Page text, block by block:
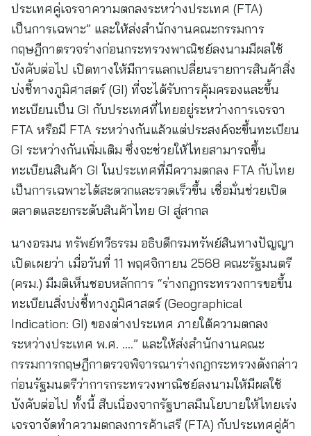
ประเทศคู่เจรจาความตกลงระหว่างประเทศ (FTA)
เป็นการเฉพาะ” และให้ส่งสำนักงานคณะกรรมการ
กฤษฎีกาตรวจร่างก่อนกระทรวงพาณิชย์ลงนามมีผลใช้
บังคับต่อไป เปิดทางให้มีการแลกเปลี่ยนรายการสินค้าสิ่ง
บ่งชี้ทางภูมิศาสตร์ (GI) ที่จะได้รับการคุ้มครองและขึ้น
ทะเบียนเป็น GI กับประเทศที่ไทยอยู่ระหว่างการเจรจา
FTA หรือมี FTA ระหว่างกันแล้วแต่ประสงค์จะขึ้นทะเบียน
GI ระหว่างกันเพิ่มเติม ซึ่งจะช่วยให้ไทยสามารถขึ้น
ทะเบียนสินค้า GI ในประเทศที่มีความตกลง FTA กับไทย
เป็นการเฉพาะได้สะดวกและรวดเร็วขึ้น เชื่อมั่นช่วยเปิด
ตลาดและยกระดับสินค้าไทย GI สู่สากล
นางอรมน ทรัพย์ทวีธรรม อธิบดีกรมทรัพย์สินทางปัญญา
เปิดเผยว่า เมื่อวันที่ 11 พฤศจิกายน 2568 คณะรัฐมนตรี
(ครม.) มีมติเห็นชอบหลักการ “ร่างกฎกระทรวงการขอขึ้น
ทะเบียนสิ่งบ่งชี้ทางภูมิศาสตร์ (Geographical
Indication: GI) ของต่างประเทศ ภายใต้ความตกลง
ระหว่างประเทศ พ.ศ. ….” และให้ส่งสำนักงานคณะ
กรรมการกฤษฎีกาตรวจพิจารณาร่างกฎกระทรวงดังกล่าว
ก่อนรัฐมนตรีว่าการกระทรวงพาณิชย์ลงนามให้มีผลใช้
บังคับต่อไป ทั้งนี้ สืบเนื่องจากรัฐบาลมีนโยบายให้ไทยเร่ง
เจรจาจัดทำความตกลงการค้าเสรี (FTA) กับประเทศคู่ค้า